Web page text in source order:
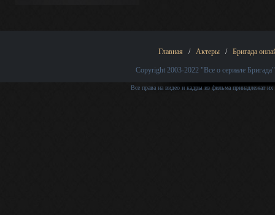
Главная / Актеры / Бригада
Copyright 2003-2022 "Все о сериале Бригада"
Все права на видео и кадры из фильма принадлежат